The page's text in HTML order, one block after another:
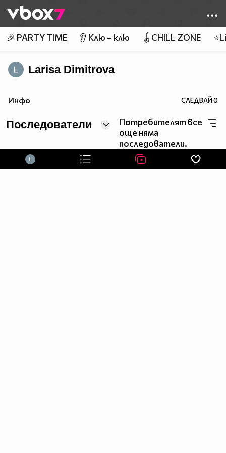
👾
🎉 PARTY TIME 👂 Клю – клю 🪀CHILL ZONE
Larisa Dimitrova
Инфо СЛЕДВАЙ0
Последователи
Потребителят все
още няма
последователи.